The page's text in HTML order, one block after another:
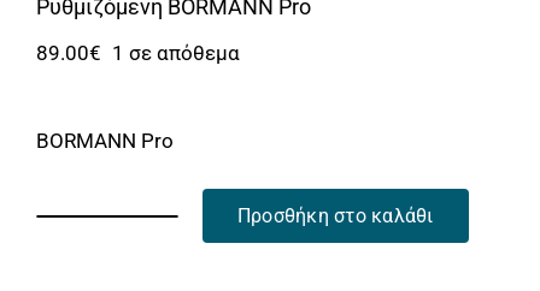
Ρυθμιζόμενη BORMANN Pro
89.00€ 1 σε απόθεμα
BORMANN Pro
Προσθήκη στο καλάθι